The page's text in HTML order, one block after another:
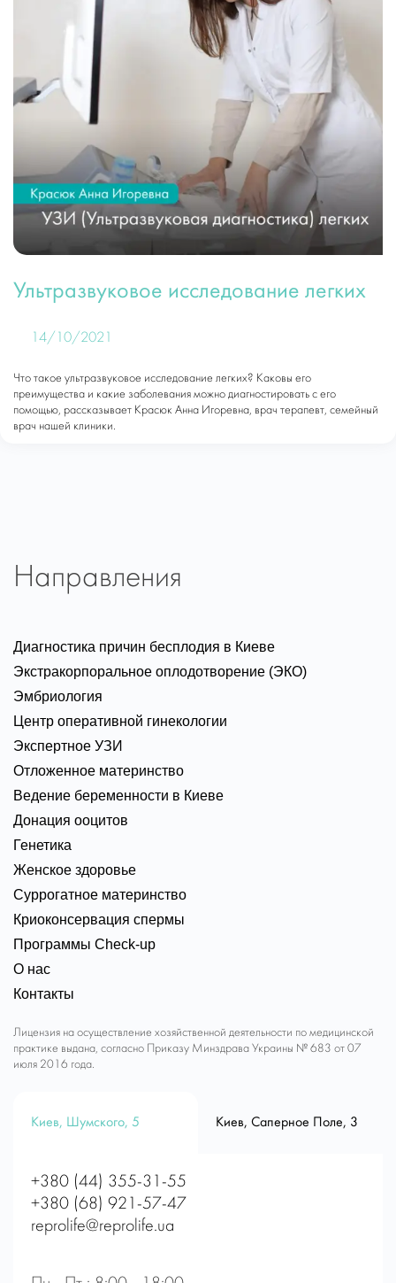
Ультразвуковое исследование легких
14/10/2021
Что такое ультразвуковое исследование легких? Каковы его
преимущества и какие заболевания можно диагностировать с его
помощью, рассказывает Красюк Анна Игоревна, врач терапевт, семейный
врач нашей клиники.
Направления
Диагностика причин бесплодия в Киеве
Экстракорпоральное оплодотворение (ЭКО)
Эмбриология
Центр оперативной гинекологии
Экспертное УЗИ
Отложенное материнство
Ведение беременности в Киеве
Донация ооцитов
Генетика
Женское здоровье
Суррогатное материнство
Криоконсервация спермы
Программы Check-up
О нас
Контакты
Лицензия на осуществление хозяйственной деятельности по медицинской
практике выдана, согласно Приказу Минздрава Украины № 683 от 07
июля 2016 года.
Киев, Шумского, 5 Киев, Саперное Поле, 3
+380 (44) 355-31-55
+380 (68) 921-57-47
reprolife@reprolife.ua